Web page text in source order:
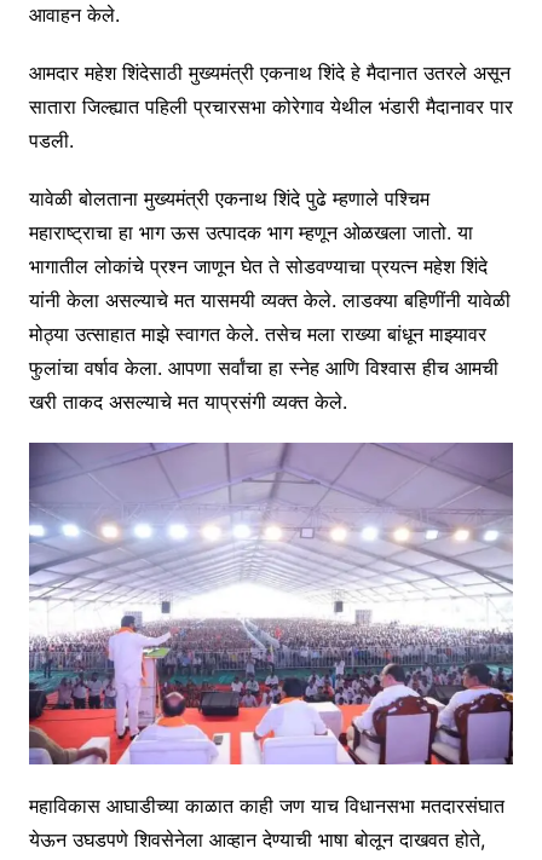
आवाहन केले.
आमदार महेश शिंदेसाठी मुख्यमंत्री एकनाथ शिंदे हे मैदानात उतरले असून
सातारा जिल्ह्यात पहिली प्रचारसभा कोरेगाव येथील भंडारी मैदानावर पार
पडली.
यावेळी बोलताना मुख्यमंत्री एकनाथ शिंदे पुढे म्हणाले पश्चिम
महाराष्ट्राचा हा भाग ऊस उत्पादक भाग म्हणून ओळखला जातो. या
भागातील लोकांचे प्रश्न जाणून घेत ते सोडवण्याचा प्रयत्न महेश शिंदे
यांनी केला असल्याचे मत यासमयी व्यक्त केले. लाडक्या बहिणींनी यावेळी
मोठ्या उत्साहात माझे स्वागत केले. तसेच मला राख्या बांधून माझ्यावर
फुलांचा वर्षाव केला. आपणा सर्वांचा हा स्नेह आणि विश्वास हीच आमची
खरी ताकद असल्याचे मत याप्रसंगी व्यक्त केले.
महाविकास आघाडीच्या काळात काही जण याच विधानसभा मतदारसंघात
येऊन उघडपणे शिवसेनेला आव्हान देण्याची भाषा बोलून दाखवत होते,